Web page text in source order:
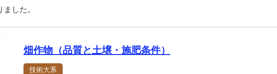
した。
畑作物（品質と土壌・施肥条件）
技術大系